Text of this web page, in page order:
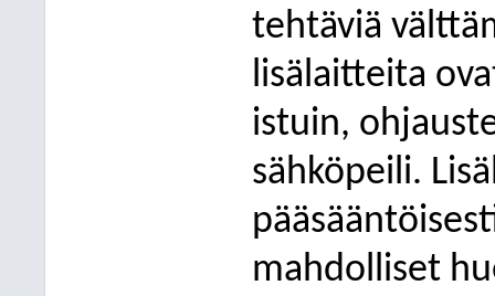
tehtäviä
lisälaitteita
istuin,
sähköpeili.
mahdolliset